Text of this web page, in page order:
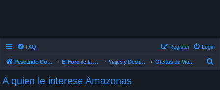
FAQ Login
Register
Pescando Con Mosca El Foro de la Pesca con Mosca en Chile Viajes y Destinos de Pesca Ofertas de Viajes
A quien le interese Amazonas